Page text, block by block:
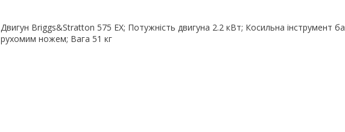
Двигун Briggs&Stratton 575 EX; Потужність двигуна 2.2 кВт; Косильна інструмент
рухомим ножем; Вага 51 кг